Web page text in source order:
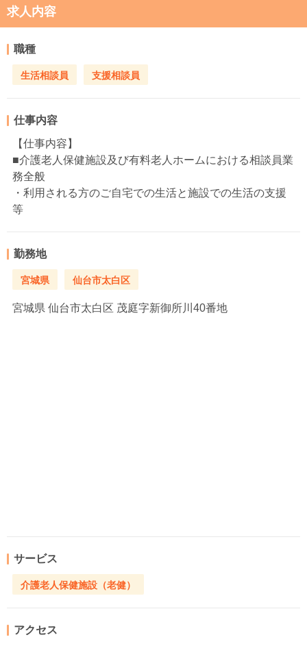
求人内容
職種
生活相談員 支援相談員
仕事内容
【仕事内容】
■介護老人保健施設及び有料老人ホームにおける相談員業
務全般
・利用される方のご自宅での生活と施設での生活の支援
等
勤務地
宮城県 仙台市太白区
宮城県 仙台市太白区 茂庭字新御所川40番地
サービス
介護老人保健施設（老健）
アクセス